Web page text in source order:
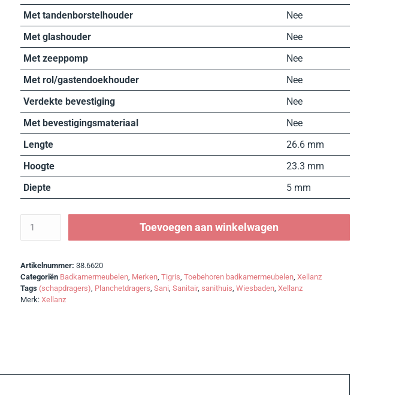
Met tandenborstelhouder
Nee
Met glashouder
Nee
Met zeeppomp
Nee
Met rol/gastendoekhouder
Nee
Verdekte bevestiging
Nee
Met bevestigingsmateriaal
Nee
Lengte
26.6 mm
Hoogte
23.3 mm
Diepte
5 mm
Toevoegen aan winkelwagen
Artikelnummer: 38.6620
Categoriën Badkamermeubelen, Merken, Tigris, Toebehoren badkamermeubelen, Xellanz
Tags (schapdragers), Planchetdragers, Sani, Sanitair, sanithuis, Wiesbaden, Xellanz
Merk: Xellanz